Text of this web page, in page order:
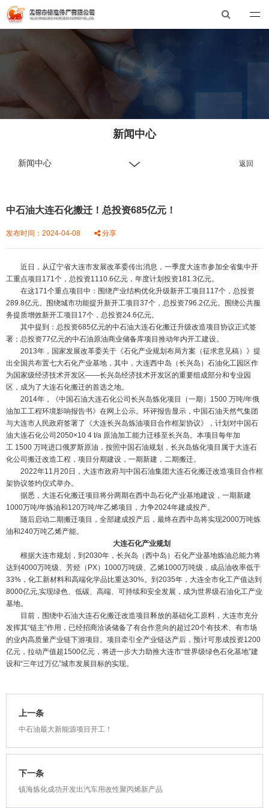
总机：0510-88551801
欧冠联赛买球官方官网
新闻中心
新闻中心 返回
中石油大连石化搬迁！总投资685亿元！
发布时间：2024-04-08 分享
近日，从辽宁省大连市发展改革委传出消息，一季度大连市参加全省集中开
工重点项目171个，总投资1110.6亿元，年度计划投资181.3亿元。
在这171个重点项目中：围绕产业结构优化升级新开工项目117个，总投资
289.8亿元。围绕城市功能提升新开工项目37个，总投资796.2亿元。围绕公共服
务提质增效新开工项目17个，总投资24.6亿元。
其中提到：总投资685亿元的中石油大连石化搬迁升级改造项目协议正式签
署；总投资77亿元的中石油原油商业储备库项目推动年内开工建设。
2013年， 国家发展改革委关于《石化产业规划布局方案（征求意见稿）》提
出全国共布置七大石化产业基地，其中，大连西中岛（长兴岛）石油化工园区作
为 国家级经济技术开发区——长兴岛经济技术开发区的重要组成部分和专业园
区，成为了大连石化搬迁的首选之地。
2014年，《中国石油大连石化公司长兴岛炼化项目（一期）1500 万吨/年俄
油加工工程环境影响报告书》在网上公示。环评报告显示，中国石油天然气集团
与大连市人民政府签署了《大连长兴岛炼油项目合作框架协议》，计划对中国石
油大连石化公司2050×10 4 t/a 原油加工能力迁移至长兴岛。本项目每年加
工 1500 万吨进口俄罗斯原油，按照中国石油规划，长兴岛炼化项目属于大连石
化公司搬迁改造工程，项目分期建设，一期新建，二期搬迁。
2022年11月20日，大连市政府与中国石油集团大连石化搬迁改造项目合作框
架协议签约仪式举办。
据悉，大连石化搬迁项目将分两期在西中岛石化产业基地建设，一期新建
1000万吨/年炼油和120万吨/年乙烯项目，力争2024年建成投产。
随后启动二期搬迁项目，全部建成投产后， 最终在西中岛将实现2000万吨炼
油和240万吨乙烯产能。
大连石化产业规划
根据大连市规划，到2030年，长兴岛（西中岛）石化产业基地炼油总能力将
达到4000万吨级、芳烃（PX）1000万吨级、乙烯1000万吨级，成品油收率低于
33%，化工新材料和高端化学品比重达30%。到2035年，大连全市化工产值达到
8000亿元,实现绿色、低碳、高端、可持续和安全发展，成为世界级石油化工产业
基地。
目前，围绕中石油大连石化搬迁改造项目释放的基础化工原料，大连市充分
发挥其“链主”作用，已经招商洽谈储备了有合作意向的超过20个有技术、有市场
的业内高质量产业链下游项目。项目牵引全产业链达产后，预计可形成投资1200
亿元，拉动产值超1500亿元，将进一步大力助推大连市“世界级绿色石化基地”建
设和“三年过万亿”城市发展目标的实现。
上一条
中石油最大新能源项目开工！
下一条
镇海炼化成功开发出汽车用改性聚丙烯新产品